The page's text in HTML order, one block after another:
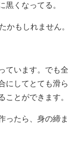
黒くなってる。
かもしれません。
ています。でも
にしてとても滑
ことができます。
ったら、身の締